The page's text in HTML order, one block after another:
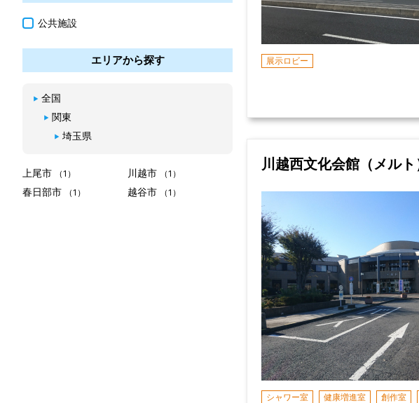
展示ロビー
川越西文化会館（メルト
シャワー室 健康増進室 創作室
公共施設
エリアから探す
全国
関東
埼玉県
上尾市 （1） 川越市 （1）
春日部市 （1） 越谷市 （1）